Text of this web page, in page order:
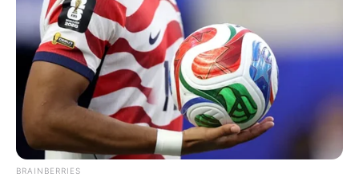
Home/ ดูดวง/ ดูดวง ทายใจจากวิวทิวทัศน์
ดูดวง |
9 พ.ย. 2014
แบ่งปัน
BRAINBERRIES